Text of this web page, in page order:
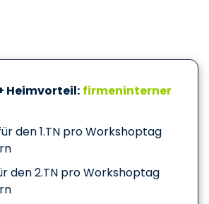
Heimvorteil: firmeninterner
den 1.TN pro Workshoptag
den 2.TN pro Workshoptag